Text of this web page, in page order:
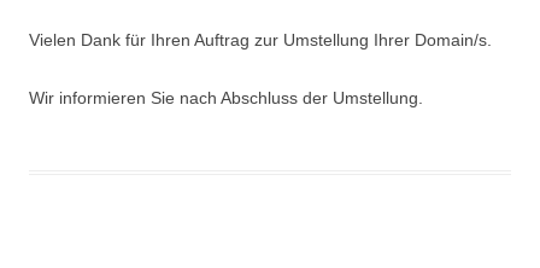
Vielen Dank für Ihren Auftrag zur Umstellung Ihrer Domain/s.
Wir informieren Sie nach Abschluss der Umstellung.